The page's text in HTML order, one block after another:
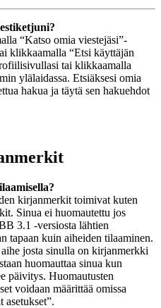
“Katso omia viestejäsi”-
klikkaamalla “Etsi käyttäjän
tai klikkaamalla
ylälaidassa. Etsiäksesi omia
hakua ja täytä sen hakuehdot
kirjanmerkit toimivat kuten
Sinua ei huomautettu jos
3.1 -versiosta lähtien
tapaan kuin aiheiden tilaaminen.
josta sinulla on kirjanmerkki
huomauttaa sinua kun
päivitys. Huomautusten
voidaan määrittää omissa
asetukset”.